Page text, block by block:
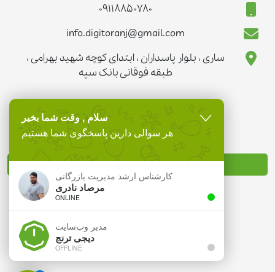
09118850780
info.digitoranj@gmail.com
ساری ، بلوار پاسداران ، ابتدای کوچه شهید بهرامی ،
طبقه فوقانی بانک سپه
نماد تجارت الکترونیک
سلام , وقت شما بخیر
هر سوالی دارین پاسخگوی شما هستیم
کارشناس ارشد مدیریت بازرگانی
مرصاد نادری
ONLINE
مدیر وب‌سایت
دیجی ترنج
OFFLINE